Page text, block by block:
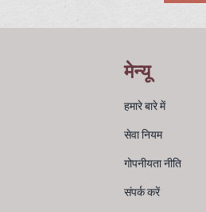
मेन्यू
हमारे बारे में
सेवा नियम
गोपनीयता नीति
संपर्क करें